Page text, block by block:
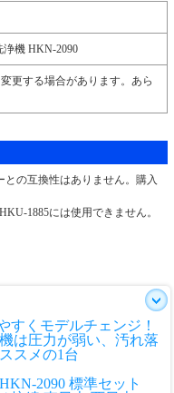
浄機 HKN-2090
更する場合があります。あら
の互換性はありません。購入
1885には使用できません。
すくモデルチェンジ！
は圧力が弱い、汚れ落
スメの1台
2090 標準セット